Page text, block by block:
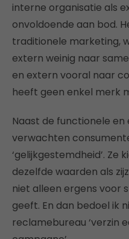
interne organisatie als
onvoldoende aan bod.
traditionele marketing,
extern weinig naar
en extern vooral naar
heeft geen enkel merk
Naast de functionele
verwachten
‘gelijkgestemdheid’. Ze
dezelfde waarden als
niet alleen ergens voor
geeft. En dan bedoel ik
reclamebureau ‘verzin